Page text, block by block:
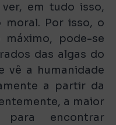
em tudo isso,
moral. Por isso, o
pode-se
das algas do
vê a humanidade
a partir da
a maior
para encontrar